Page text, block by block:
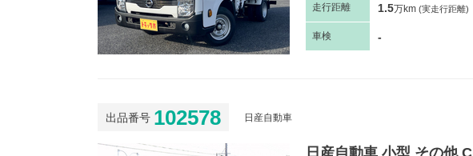
走行距離 1.5万km (実走行距離)
車検 -
出品番号 102578 日産自動車